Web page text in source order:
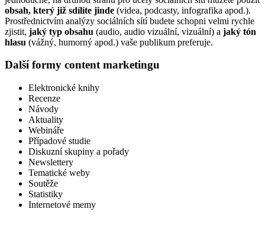
obsah, který již sdílíte jinde (videa, podcasty, infografika apod.).
Prostřednictvím analýzy sociálních sítí budete schopni velmi rychle
zjistit, jaký typ obsahu (audio, audio vizuální, vizuální) a jaký tón
hlasu (vážný, humorný apod.) vaše publikum preferuje.
Další formy content marketingu
Elektronické knihy
Recenze
Návody
Aktuality
Webináře
Případové studie
Diskuzní skupiny a pořady
Newslettery
Tematické weby
Soutěže
Statistiky
Internetové memy